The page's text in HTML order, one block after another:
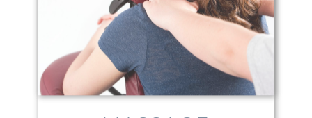
MASSAGE
AMMA ASSIS